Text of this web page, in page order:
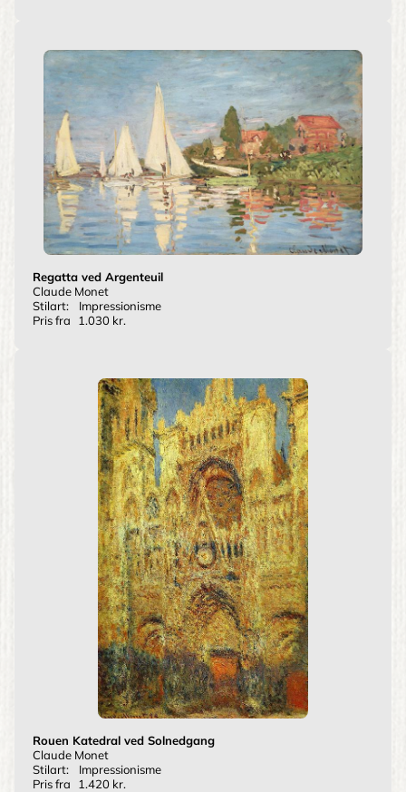
Regatta ved Argenteuil
Claude Monet
Stilart:
Impressionisme
Pris fra
1.030 kr.
Rouen Katedral ved Solnedgang
Claude Monet
Stilart:
Impressionisme
Pris fra
1.420 kr.